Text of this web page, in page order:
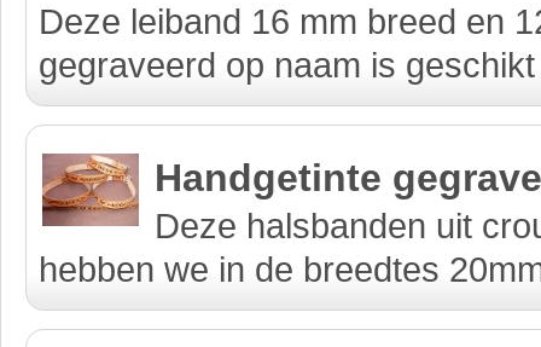
Deze leiband 16 mm breed en
gegraveerd op naam is
Handgetinte
Deze halsbanden uit
hebben we in de breedtes